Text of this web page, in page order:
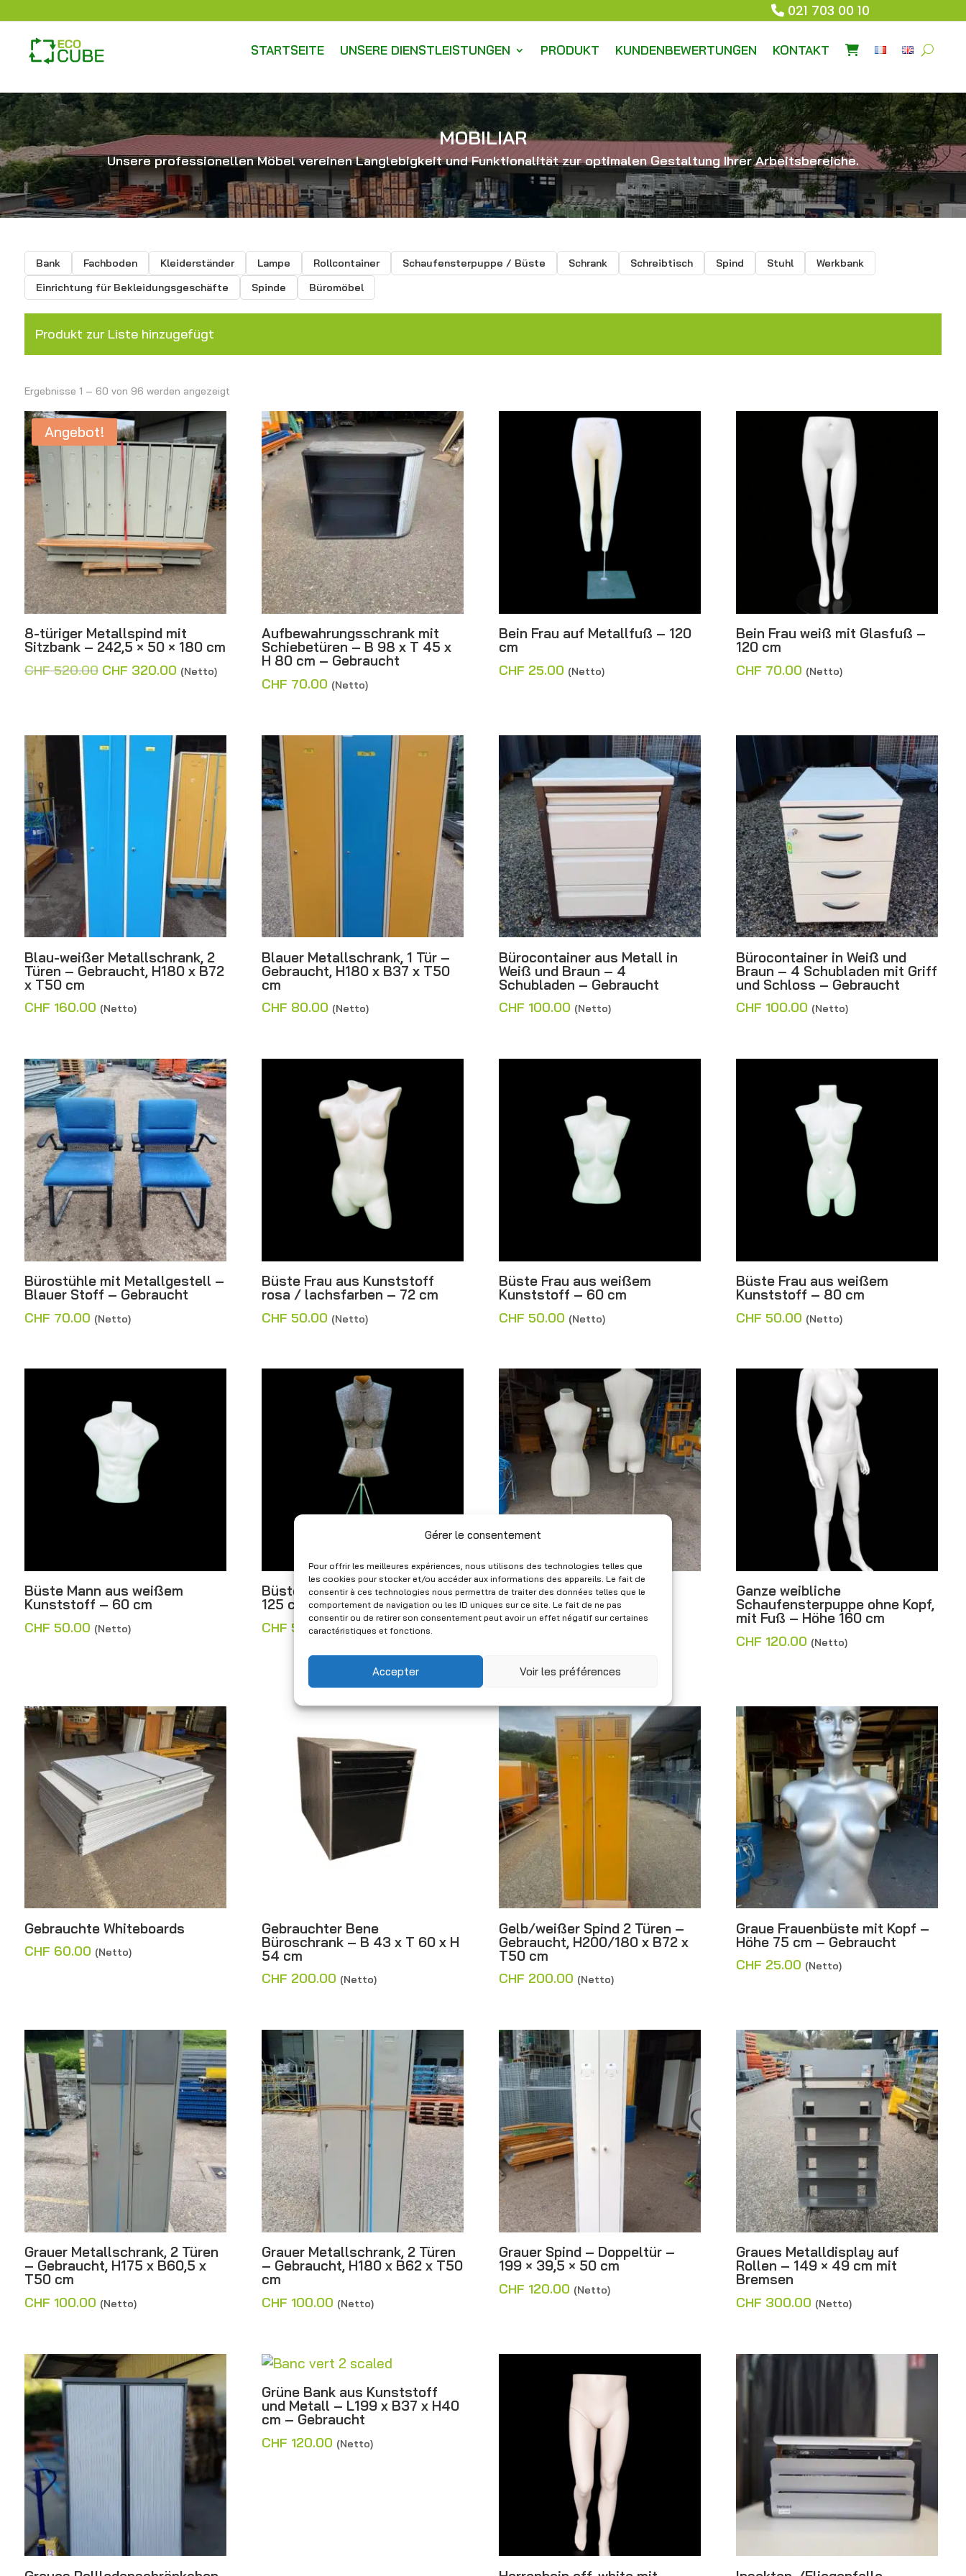
Gérer le consentement
Pour offrir les meilleures expériences, nous utilisons des technologies telles que
les cookies pour stocker et/ou accéder aux informations des appareils. Le fait de
consentir à ces technologies nous permettra de traiter des données telles que le
comportement de navigation ou les ID uniques sur ce site. Le fait de ne pas
consentir ou de retirer son consentement peut avoir un effet négatif sur certaines
caractéristiques et fonctions.
Accepter Voir les préférences
021 703 00 10
STARTSEITE UNSERE DIENSTLEISTUNGEN PRODUKT KUNDENBEWERTUNGEN KONTAKT
MOBILIAR
Unsere professionellen Möbel vereinen Langlebigkeit und Funktionalität zur optimalen Gestaltung Ihrer Arbeitsbereiche.
Bank Fachboden Kleiderständer Lampe Rollcontainer Schaufensterpuppe / Büste Schrank Schreibtisch Spind Stuhl
Werkbank
Einrichtung für Bekleidungsgeschäfte
Spinde Büromöbel
Produkt zur Liste hinzugefügt
Ergebnisse 1 – 60 von 96 werden angezeigt
Angebot!
8-türiger Metallspind mit
Sitzbank – 242,5 × 50 × 180 cm
CHF520.00 Ursprünglicher
CHF 320.00Aktueller
(Netto)
Aufbewahrungsschrank mit
Schiebetüren – B 98 x T 45 x
H 80 cm – Gebraucht
CHF 70.00 (Netto)
Bein Frau auf Metallfuß – 120
cm
CHF 25.00 (Netto)
Bein Frau weiß mit Glasfuß –
120 cm
CHF 70.00 (Netto)
Blau-weißer Metallschrank, 2
Türen – Gebraucht, H180 x B72
x T50 cm
CHF 160.00 (Netto)
Blauer Metallschrank, 1 Tür –
Gebraucht, H180 x B37 x T50
cm
CHF 80.00 (Netto)
Bürocontainer aus Metall in
Weiß und Braun – 4
Schubladen – Gebraucht
CHF 100.00 (Netto)
Bürocontainer in Weiß und
Braun – 4 Schubladen mit Griff
und Schloss – Gebraucht
CHF 100.00 (Netto)
Bürostühle mit Metallgestell –
Blauer Stoff – Gebraucht
CHF 70.00 (Netto)
Büste Frau aus Kunststoff
rosa / lachsfarben – 72 cm
CHF 50.00 (Netto)
Büste Frau aus weißem
Kunststoff – 60 cm
CHF 50.00 (Netto)
Büste Frau aus weißem
Kunststoff – 80 cm
CHF 50.00 (Netto)
Büste Mann aus weißem
Kunststoff – 60 cm
CHF 50.00 (Netto)
Büste Schneiderin Frau grau –
125 cm
CHF 50.00 (Netto)
Damenbüste aus beigem
Leinen mit verstellbarem
Metallfuß – 81×35 cm –
Ganze weibliche
Schaufensterpuppe ohne Kopf,
mit Fuß – Höhe 160 cm
CHF 120.00 (Netto)
Gebrauchte Whiteboards
CHF 60.00 (Netto)
Gebrauchter Bene
Büroschrank – B 43 x T 60 x H
54 cm
CHF 200.00 (Netto)
Gelb/weißer Spind 2 Türen –
Gebraucht, H200/180 x B72 x
T50 cm
CHF 200.00 (Netto)
Graue Frauenbüste mit Kopf –
Höhe 75 cm – Gebraucht
CHF 25.00 (Netto)
Grauer Metallschrank, 2 Türen
– Gebraucht, H175 x B60,5 x
T50 cm
CHF 100.00 (Netto)
Grauer Metallschrank, 2 Türen
– Gebraucht, H180 x B62 x T50
cm
CHF 100.00 (Netto)
Grauer Spind – Doppeltür –
199 × 39,5 × 50 cm
CHF 120.00 (Netto)
Graues Metalldisplay auf
Rollen – 149 × 49 cm mit
Bremsen
CHF 300.00 (Netto)
Grüne Bank aus Kunststoff
und Metall – L199 x B37 x H40
cm – Gebraucht
CHF 120.00 (Netto)